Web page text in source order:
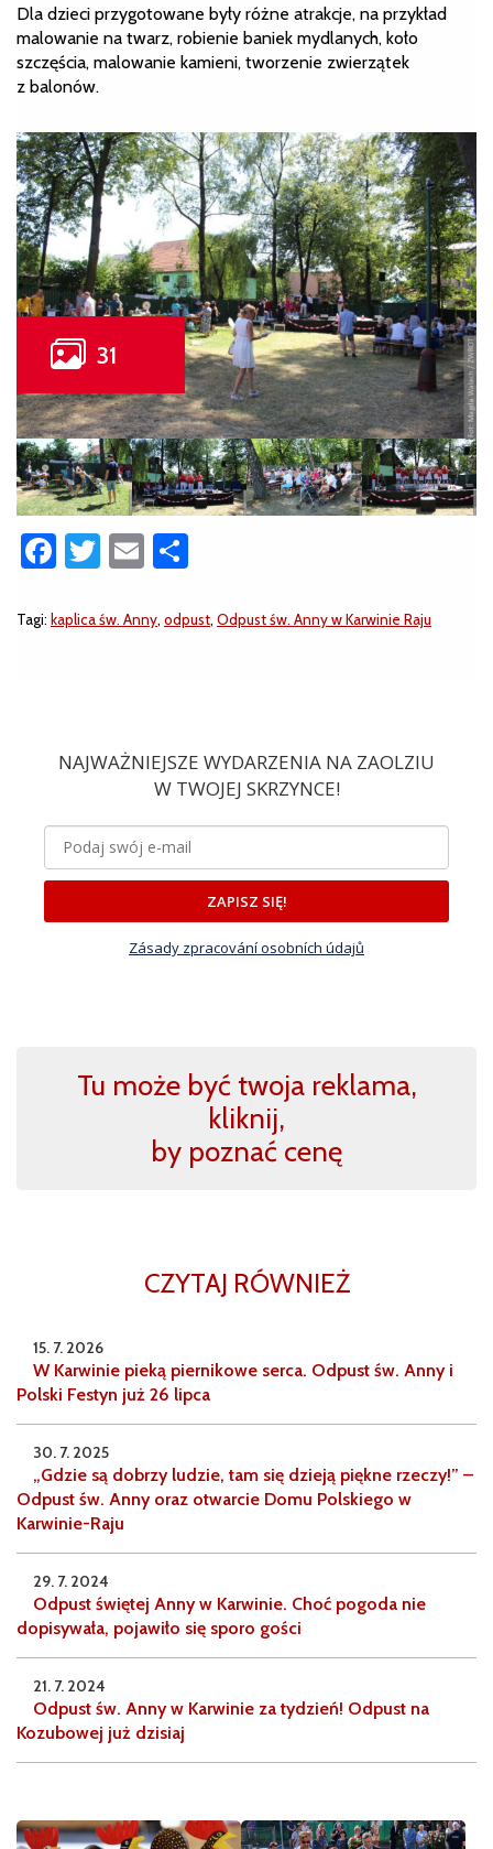
Dla dzieci przygotowane były różne atrakcje, na przykład
malowanie na twarz, robienie baniek mydlanych, koło
szczęścia, malowanie kamieni, tworzenie zwierzątek
z balonów.
Facebook
Twitter
Email
Tagi: kaplica św. Anny, odpust, Odpust św. Anny w Karwinie Raju
NAJWAŻNIEJSZE WYDARZENIA NA ZAOLZIU
W TWOJEJ SKRZYNCE!
ZAPISZ SIĘ!
Zásady zpracování osobních údajů
Tu może być twoja reklama,
kliknij,
by poznać cenę
CZYTAJ RÓWNIEŻ
15. 7. 2026
W Karwinie pieką piernikowe serca. Odpust św. Anny i
Polski Festyn już 26 lipca
30. 7. 2025
„Gdzie są dobrzy ludzie, tam się dzieją piękne rzeczy!” –
Odpust św. Anny oraz otwarcie Domu Polskiego w
Karwinie-Raju
29. 7. 2024
Odpust świętej Anny w Karwinie. Choć pogoda nie
dopisywała, pojawiło się sporo gości
21. 7. 2024
Odpust św. Anny w Karwinie za tydzień! Odpust na
Kozubowej już dzisiaj